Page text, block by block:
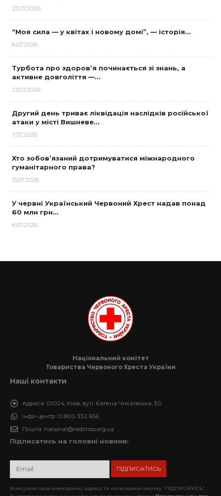
23.07.2026
“Моя сила — у квітах і новому домі”, — історія…
8.07.2026
Турбота про здоров’я починається зі знань, а
активне довголіття —…
23.07.2026
Другий день триває ліквідація наслідків російської
атаки у місті Вишневе…
7.07.2026
Хто зобов’язаний дотримуватися міжнародного
гуманітарного права?
15.07.2026
У червні Український Червоний Хрест надав понад
60 млн грн…
8.07.2026
Національний комітет
Товариства Червоного Хреста України
Наші контакти
Адреса: 01024, Київ, вул. Євгена Чикаленка, 30
Інфо-центр: 0 800 332 656
Пошта: national@redcross.org.ua
Підписатись на головні новини:
Вписуючи свою електронну адресу та натискаючи кнопку “ПІДПИСАТИСЬ”,